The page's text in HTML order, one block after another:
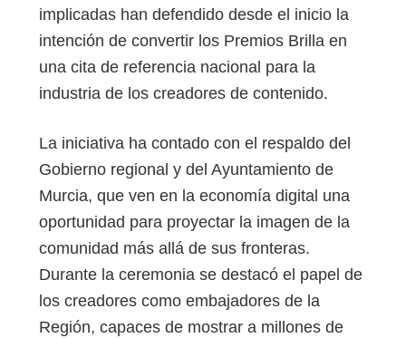
implicadas han defendido desde el inicio la
intención de convertir los Premios Brilla en
una cita de referencia nacional para la
industria de los creadores de contenido.
La iniciativa ha contado con el respaldo del
Gobierno regional y del Ayuntamiento de
Murcia, que ven en la economía digital una
oportunidad para proyectar la imagen de la
comunidad más allá de sus fronteras.
Durante la ceremonia se destacó el papel de
los creadores como embajadores de la
Región, capaces de mostrar a millones de